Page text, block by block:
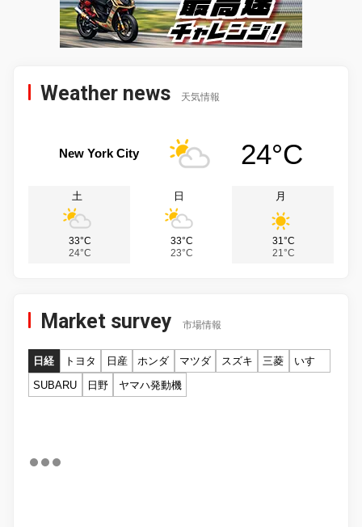
Weather news 天気情報
New York City 24°C
土
33°C
24°C
日
33°C
23°C
月
31°C
21°C
Market survey 市場情報
日経 トヨタ 日産 ホンダ マツダ スズキ 三菱
いすゞ
SUBARU
日野 ヤマハ発動機